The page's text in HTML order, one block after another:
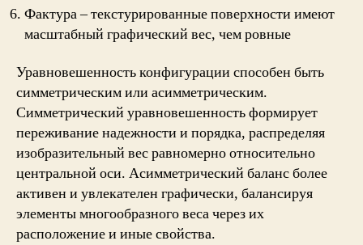
Фактура – текстурированные поверхности имеют
масштабный графический вес, чем ровные
Уравновешенность конфигурации способен быть
симметрическим или асимметрическим.
Симметрический уравновешенность формирует
переживание надежности и порядка, распределяя
изобразительный вес равномерно относительно
центральной оси. Асимметрический баланс более
активен и увлекателен графически, балансируя
элементы многообразного веса через их
расположение и иные свойства.